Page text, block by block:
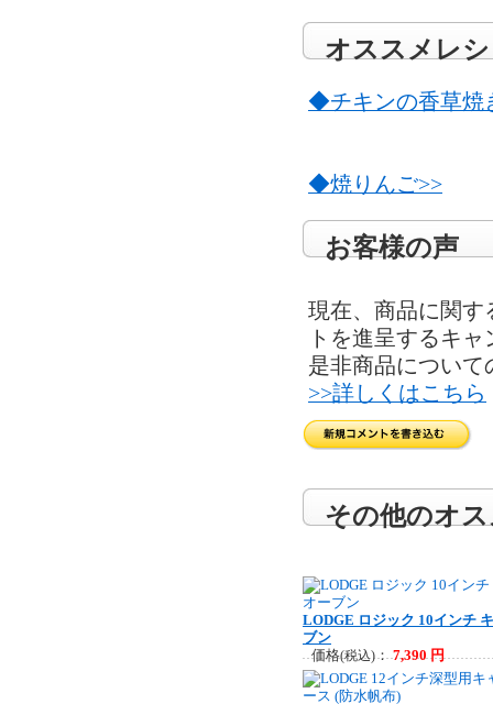
オススメレ
◆チキンの香草焼
◆焼りんご>>
お客様の声
現在、商品に関す
トを進呈するキ
是非商品について
>>詳しくはこちら
その他のオ
LODGE ロジック 10インチ
ブン
価格(税込)：7,390 円